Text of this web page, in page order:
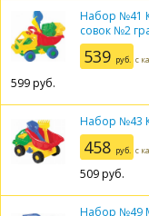
Набор №41
совок №2
539 руб. с
599руб.
Набор №43
458 руб. с
509руб.
Набор №49